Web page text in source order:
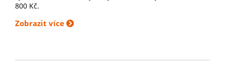
800 Kč.
Zobrazit více